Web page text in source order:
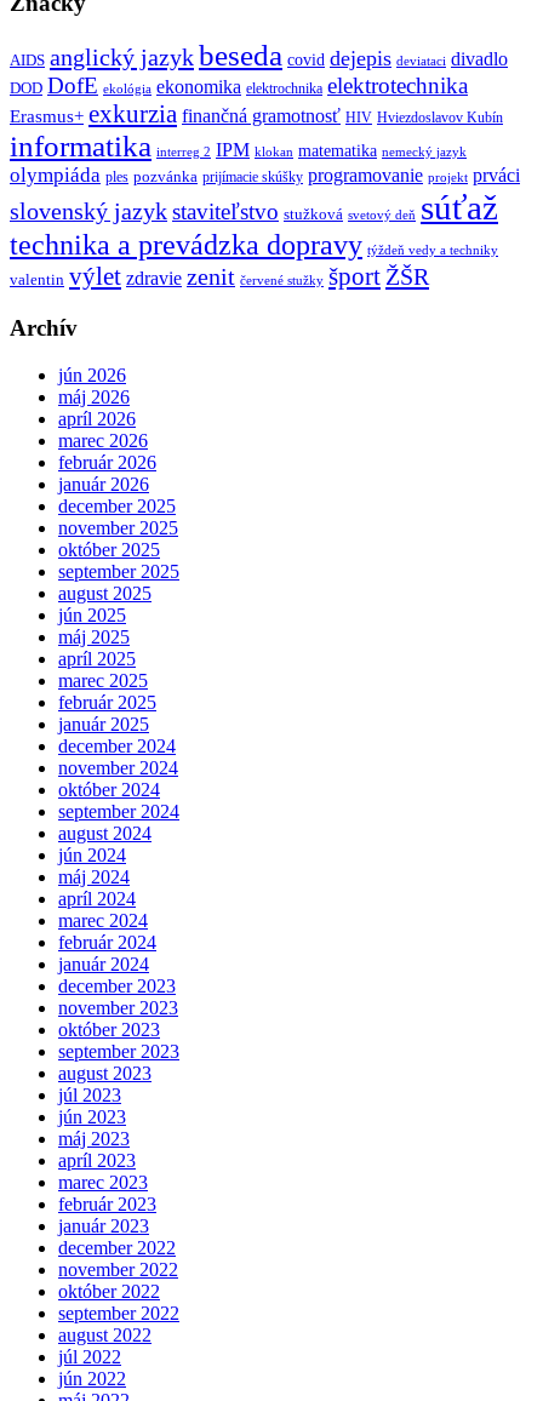
AIDS anglický jazykbeseda covid dejepis deviataci divadlo
DOD DofE ekológia ekonomika elektrochnika elektrotechnika
Erasmus+ exkurzia finančná gramotnosť HIV Hviezdoslavov Kubín
informatika interreg 2 IPM klokan matematika nemecký jazyk
olympiáda ples pozvánka prijímacie skúšky programovanie projekt prváci
slovenský jazykstaviteľstvo stužková svetový deň súťaž
technika a prevádzka dopravy týždeň vedy a techniky
valentin výlet zdravie zenit červené stužky šport ŽŠR
Archív
jún 2026
máj 2026
apríl 2026
marec 2026
február 2026
január 2026
december 2025
november 2025
október 2025
september 2025
august 2025
jún 2025
máj 2025
apríl 2025
marec 2025
február 2025
január 2025
december 2024
november 2024
október 2024
september 2024
august 2024
jún 2024
máj 2024
apríl 2024
marec 2024
február 2024
január 2024
december 2023
november 2023
október 2023
september 2023
august 2023
júl 2023
jún 2023
máj 2023
apríl 2023
marec 2023
február 2023
január 2023
december 2022
november 2022
október 2022
september 2022
august 2022
júl 2022
jún 2022